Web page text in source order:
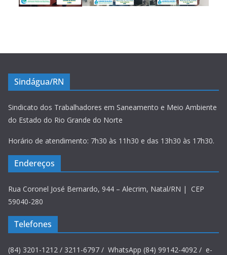
Sindágua/RN
Sindicato dos Trabalhadores em Saneamento e Meio Ambiente
do Estado do Rio Grande do Norte
Horário de atendimento: 7h30 às 11h30 e das 13h30 às 17h30.
Endereços
Rua Coronel José Bernardo, 944 – Alecrim, Natal/RN | CEP
59040-280
Telefones
(84) 3201-1212 / 3211-6797 / WhatsApp (84) 99142-4092 / e-